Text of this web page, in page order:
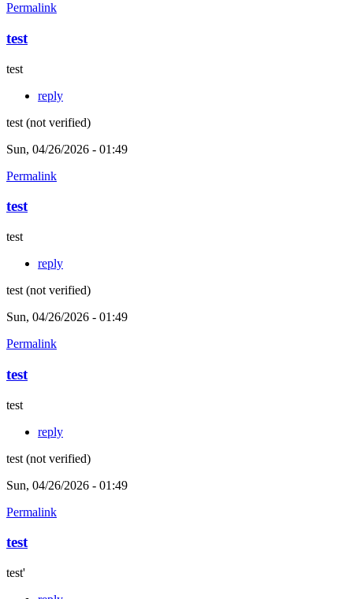
Permalink
test
test
reply
test (not verified)
Sun, 04/26/2026 - 01:49
Permalink
test
test
reply
test (not verified)
Sun, 04/26/2026 - 01:49
Permalink
test
test
reply
test (not verified)
Sun, 04/26/2026 - 01:49
Permalink
test
test'